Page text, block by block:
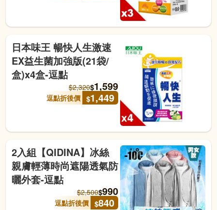
日本味王 暢快人生激速
EX益生菌加強版(21袋/
盒)x4盒-逗點
$2,320$1,599
逗點折後價 $1,449
2入組【QIDINA】冰絲
親膚輕薄時尚遮陽透氣防
曬外套-逗點
$2,500$990
逗點折後價 $840